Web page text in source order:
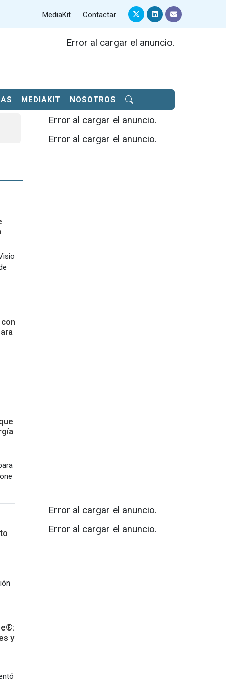
MediaKit Contactar
Error al cargar el anuncio.
MEDIAKIT NOSOTROS
Error al cargar el anuncio.
Error al cargar el anuncio.
y
Error al cargar el anuncio.
Error al cargar el anuncio.